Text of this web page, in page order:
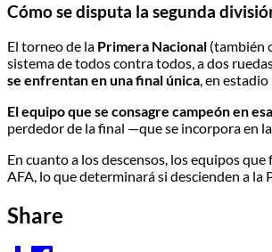
Cómo se disputa la segunda
El torneo de la Primera Nacional (también
sistema de todos contra todos, a dos
se enfrentan en una final única, en
El equipo que se consagre campeón en
perdedor de la final —que se incorpora en
En cuanto a los descensos, los equipos
AFA, lo que determinará si descienden a
Share